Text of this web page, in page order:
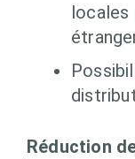
locales
Réduction